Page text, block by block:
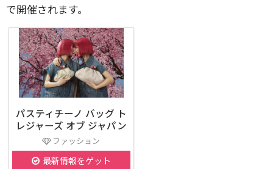
で開催されます。
パスティチーノ バッグ ト
レジャーズ オブ ジャパン
ファッション
最新情報をゲット